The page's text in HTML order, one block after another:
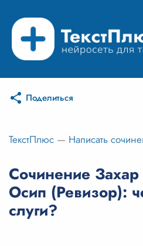
Режимы нейросети
Цены
Вход
Вход с Telegram
Поделиться
ТекстПлюс — Написать
Сочинение
Осип (Ревизор):
слуги?